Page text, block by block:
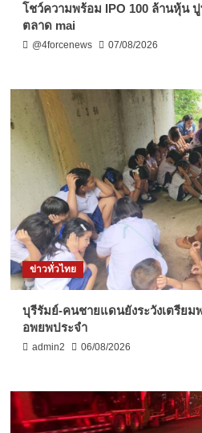
โชว์ความพร้อม IPO 100 ล้านหุ้น
ตลาด mai
@4forcenews 07/08/2026
ข่าวทั่วไทย
บุรีรัมย์-คนชายแดนยังระวังเตรีย
อพยพประจำ
admin2 06/08/2026